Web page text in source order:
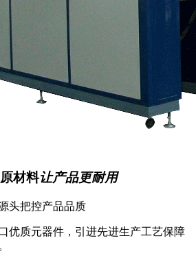
材料让产品更耐用
头把控产品品质
优质元器件，引进先进生产工艺保障